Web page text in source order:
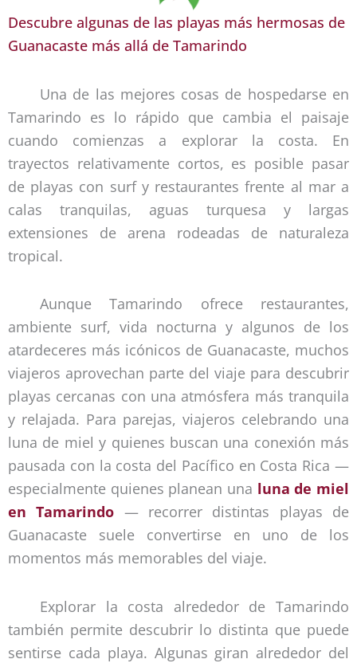
Descubre algunas de las playas más hermosas de
Guanacaste más allá de Tamarindo
Una de las mejores cosas de hospedarse en
Tamarindo es lo rápido que cambia el paisaje
cuando comienzas a explorar la costa. En
trayectos relativamente cortos, es posible pasar
de playas con surf y restaurantes frente al mar a
calas tranquilas, aguas turquesa y largas
extensiones de arena rodeadas de naturaleza
tropical.
Aunque Tamarindo ofrece restaurantes,
ambiente surf, vida nocturna y algunos de los
atardeceres más icónicos de Guanacaste, muchos
viajeros aprovechan parte del viaje para descubrir
playas cercanas con una atmósfera más tranquila
y relajada. Para parejas, viajeros celebrando una
luna de miel y quienes buscan una conexión más
pausada con la costa del Pacífico en Costa Rica —
especialmente quienes planean una luna de miel
en Tamarindo — recorrer distintas playas de
Guanacaste suele convertirse en uno de los
momentos más memorables del viaje.
Explorar la costa alrededor de Tamarindo
también permite descubrir lo distinta que puede
sentirse cada playa. Algunas giran alrededor del